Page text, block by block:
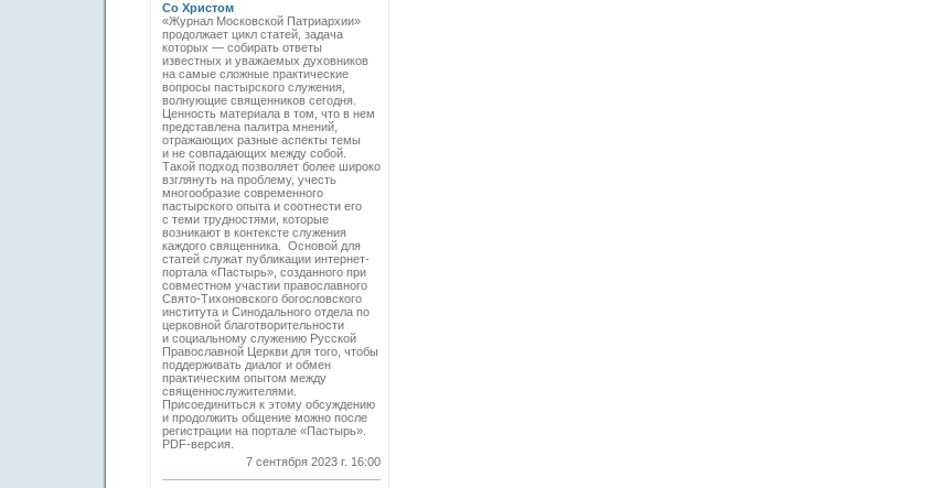
Со Христом
«Журнал Московской Патриархии»
продолжает цикл статей, задача
которых — собирать ответы
известных и уважаемых духовников
на самые сложные практические
вопросы пастырского служения,
волнующие священников сегодня.
Ценность материала в том, что в нем
представлена палитра мнений,
отражающих разные аспекты темы
и не совпадающих между собой.
Такой подход позволяет более широко
взглянуть на проблему, учесть
многообразие современного
пастырского опыта и соотнести его
с теми трудностями, которые
возникают в контексте служения
каждого священника. Основой для
статей служат публикации интернет-
портала «Пастырь», созданного при
совместном участии православного
Свято-Тихоновского богословского
института и Синодального отдела по
церковной благотворительности
и социальному служению Русской
Православной Церкви для того, чтобы
поддерживать диалог и обмен
практическим опытом между
священнослужителями.
Присоединиться к этому обсуждению
и продолжить общение можно после
регистрации на портале «Пастырь».
PDF-версия.
7 сентября 2023 г. 16:00